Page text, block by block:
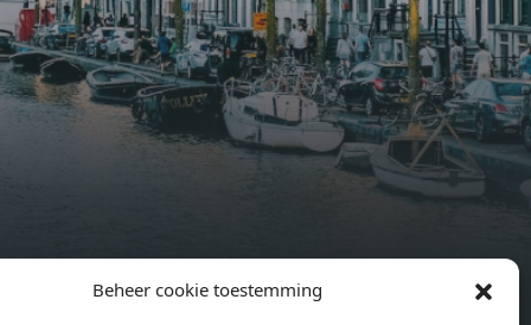
Beheer cookie toestemming
and
designed to attract native birds and
butterflies.The bright residence
features an efficient and functional
open floor plan, a unique custom
kitchen, a bathroom and fitted
wardrobes. High-grade finishes
floor-to-ceiling windows with
layered treatments.Notice:
Pagina’s